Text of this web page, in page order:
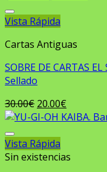
Vista Rápida
Cartas Antiguas
SOBRE DE CARTAS
Sellado
30.00€ El
precio
era:
30.00€.
20.00€
precio
20.00€.
Vista Rápida
Sin existencias